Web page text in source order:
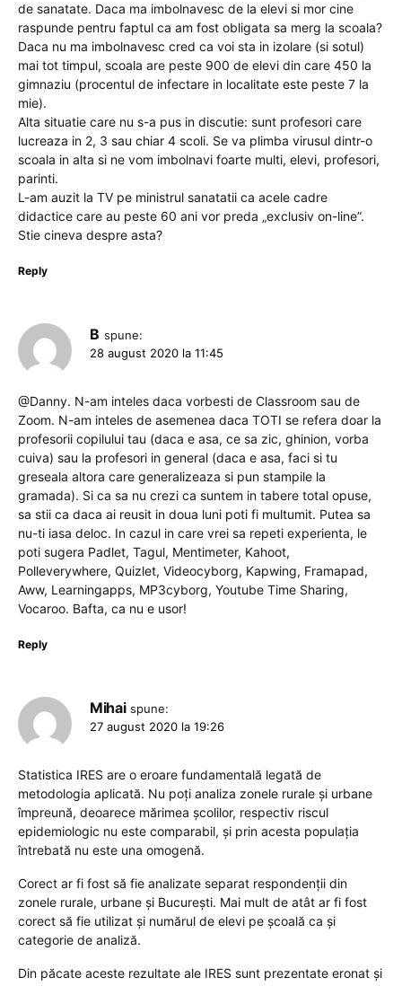
de sanatate. Daca ma imbolnavesc de la elevi si mor cine
raspunde pentru faptul ca am fost obligata sa merg la scoala?
Daca nu ma imbolnavesc cred ca voi sta in izolare (si sotul)
mai tot timpul, scoala are peste 900 de elevi din care 450 la
gimnaziu (procentul de infectare in localitate este peste 7 la
mie).
Alta situatie care nu s-a pus in discutie: sunt profesori care
lucreaza in 2, 3 sau chiar 4 scoli. Se va plimba virusul dintr-o
scoala in alta si ne vom imbolnavi foarte multi, elevi, profesori,
parinti.
L-am auzit la TV pe ministrul sanatatii ca acele cadre
didactice care au peste 60 ani vor preda „exclusiv on-line”.
Stie cineva despre asta?
Reply
B spune:
28 august 2020 la 11:45
@Danny. N-am inteles daca vorbesti de Classroom sau de
Zoom. N-am inteles de asemenea daca TOTI se refera doar la
profesorii copilului tau (daca e asa, ce sa zic, ghinion, vorba
cuiva) sau la profesori in general (daca e asa, faci si tu
greseala altora care generalizeaza si pun stampile la
gramada). Si ca sa nu crezi ca suntem in tabere total opuse,
sa stii ca daca ai reusit in doua luni poti fi multumit. Putea sa
nu-ti iasa deloc. In cazul in care vrei sa repeti experienta, le
poti sugera Padlet, Tagul, Mentimeter, Kahoot,
Polleverywhere, Quizlet, Videocyborg, Kapwing, Framapad,
Aww, Learningapps, MP3cyborg, Youtube Time Sharing,
Vocaroo. Bafta, ca nu e usor!
Reply
Mihai spune:
27 august 2020 la 19:26
Statistica IRES are o eroare fundamentală legată de
metodologia aplicată. Nu poți analiza zonele rurale și urbane
împreună, deoarece mărimea școlilor, respectiv riscul
epidemiologic nu este comparabil, și prin acesta populația
întrebată nu este una omogenă.
Corect ar fi fost să fie analizate separat respondenții din
zonele rurale, urbane și București. Mai mult de atât ar fi fost
corect să fie utilizat și numărul de elevi pe școală ca și
categorie de analiză.
Din păcate aceste rezultate ale IRES sunt prezentate eronat și